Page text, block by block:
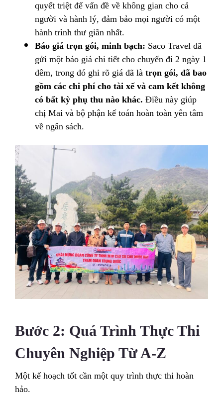
quyết triệt để vấn đề về không gian cho cả
người và hành lý, đảm bảo mọi người có một
hành trình thư giãn nhất.
Báo giá trọn gói, minh bạch: Saco Travel đã
gửi một báo giá chi tiết cho chuyến đi 2 ngày 1
đêm, trong đó ghi rõ giá đã là trọn gói, đã bao
gồm các chi phí cho tài xế và cam kết không
có bất kỳ phụ thu nào khác. Điều này giúp
chị Mai và bộ phận kế toán hoàn toàn yên tâm
về ngân sách.
Bước 2: Quá Trình Thực Thi
Chuyên Nghiệp Từ A-Z
Một kế hoạch tốt cần một quy trình thực thi hoàn
hảo.